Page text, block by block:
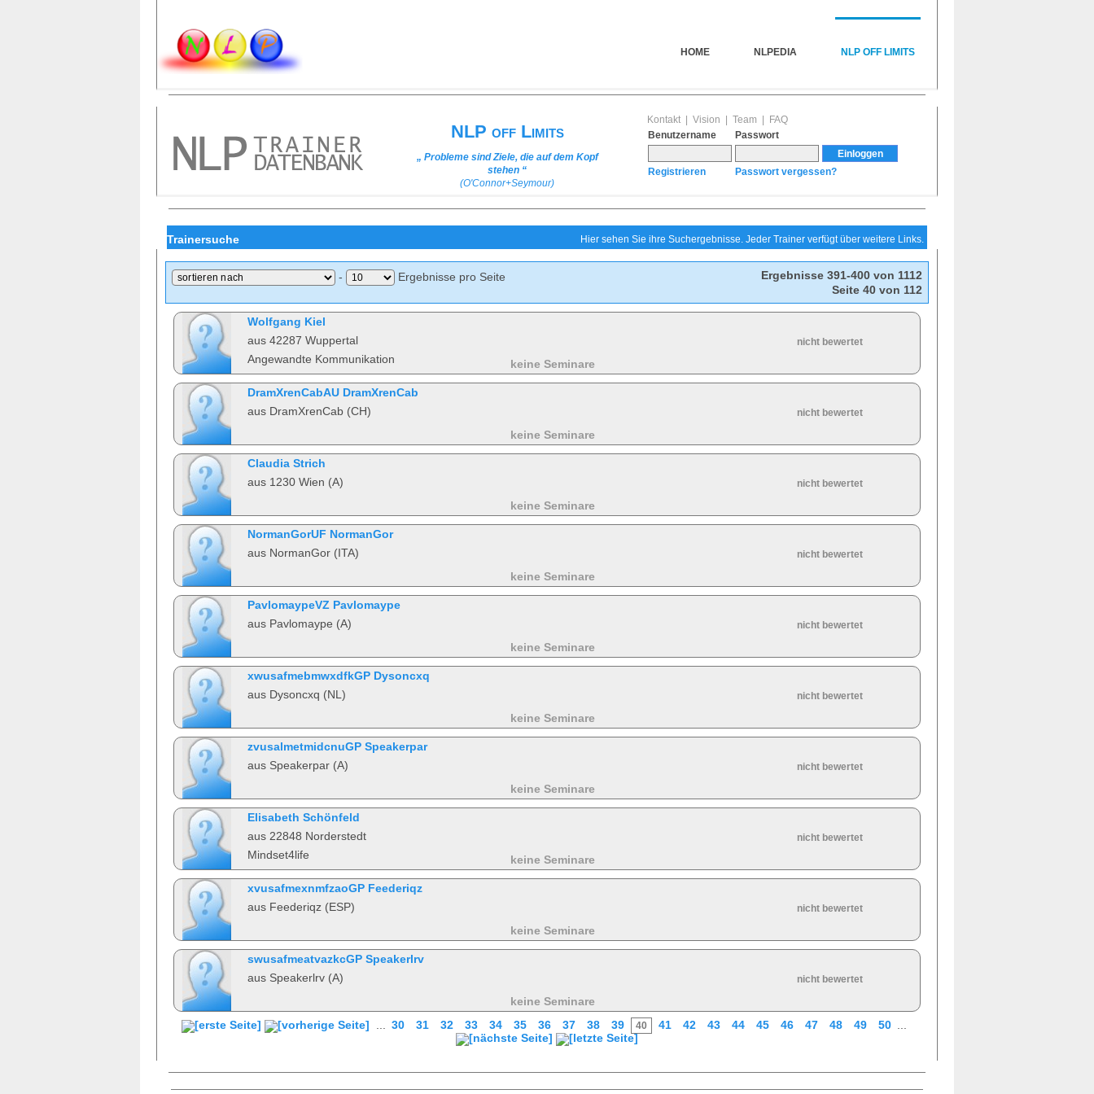
HOME NLPEDIA NLP OFF LIMITS
NLP off Limits
„ Probleme sind Ziele, die auf dem Kopf
stehen “
(O'Connor+Seymour)
Kontakt Vision Team
FAQ
Benutzername
Passwort
Registrieren Passwort vergessen?
Trainersuche Hier sehen Sie ihre Suchergebnisse. Jeder Trainer verfügt über weitere Links.
- Ergebnisse pro Seite
Ergebnisse 391-400 von 1112
Seite 40 von 112
Wolfgang Kiel
aus 42287 Wuppertal
Angewandte Kommunikation
keine Seminare
nicht bewertet
DramXrenCabAU DramXrenCab
aus DramXrenCab (CH)
keine Seminare
nicht bewertet
Claudia Strich
aus 1230 Wien (A)
keine Seminare
nicht bewertet
NormanGorUF NormanGor
aus NormanGor (ITA)
keine Seminare
nicht bewertet
PavlomaypeVZ Pavlomaype
aus Pavlomaype (A)
keine Seminare
nicht bewertet
xwusafmebmwxdfkGP Dysoncxq
aus Dysoncxq (NL)
keine Seminare
nicht bewertet
zvusalmetmidcnuGP Speakerpar
aus Speakerpar (A)
keine Seminare
nicht bewertet
Elisabeth Schönfeld
aus 22848 Norderstedt
Mindset4life
keine Seminare
nicht bewertet
xvusafmexnmfzaoGP Feederiqz
aus Feederiqz (ESP)
keine Seminare
nicht bewertet
swusafmeatvazkcGP Speakerlrv
aus Speakerlrv (A)
keine Seminare
nicht bewertet
30 31 32 33 34 35 36 37 38 39 40 41 42 43 44 45 46 47 48 49 50